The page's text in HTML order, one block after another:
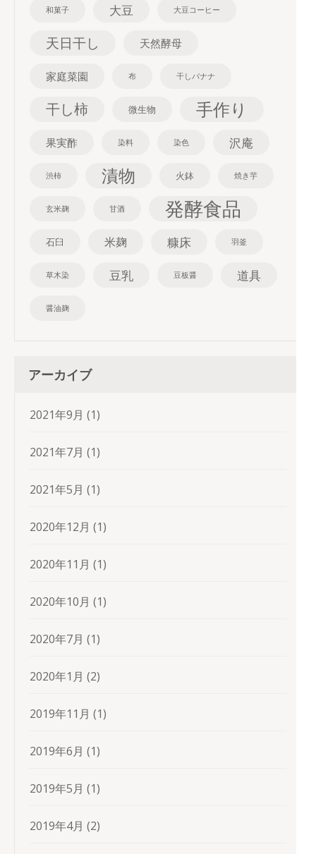
和菓子 大豆 大豆コーヒー
天日干し 天然酵母
家庭菜園 布 干しバナナ
干し柿 微生物 手作り
果実酢 染料 染色 沢庵
渋柿 漬物 火鉢 焼き芋
玄米麹 甘酒 発酵食品
石臼 米麹 糠床 羽釜
草木染 豆乳 豆板醤 道具
醤油麹
アーカイブ
2021年9月 (1)
2021年7月 (1)
2021年5月 (1)
2020年12月 (1)
2020年11月 (1)
2020年10月 (1)
2020年7月 (1)
2020年1月 (2)
2019年11月 (1)
2019年6月 (1)
2019年5月 (1)
2019年4月 (2)